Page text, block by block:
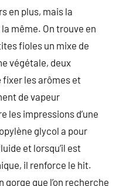
en plus, mais la
même. On trouve en
fioles un mixe de
végétale, deux
les arômes et
de vapeur
les impressions d’une
glycol a pour
et lorsqu’il est
il renforce le hit.
que l’on recherche